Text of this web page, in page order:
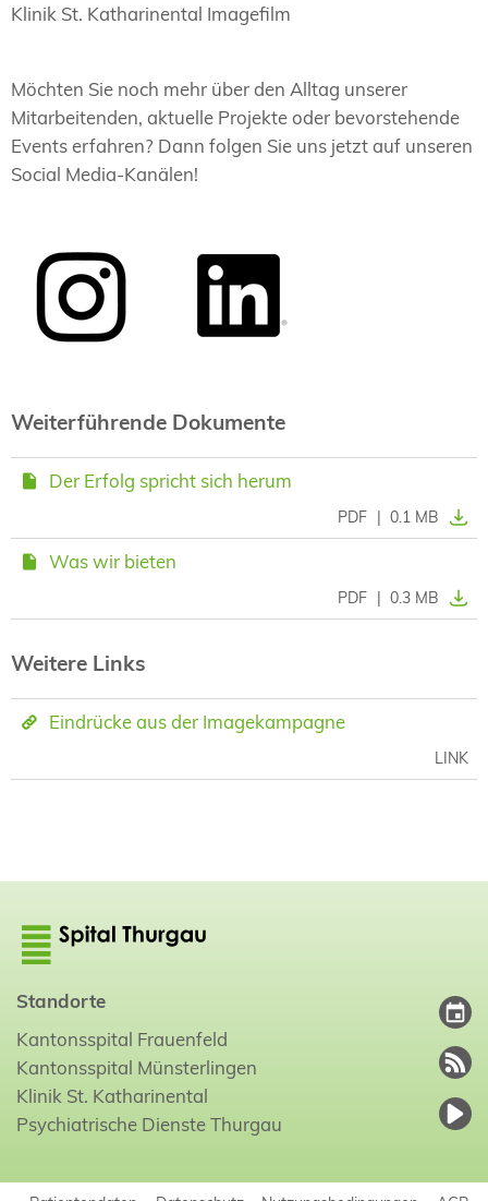
Klinik St. Katharinental Imagefilm
Möchten Sie noch mehr über den Alltag unserer
Mitarbeitenden, aktuelle Projekte oder bevorstehende
Events erfahren? Dann folgen Sie uns jetzt auf unseren
Social Media-Kanälen!
Weiterführende Dokumente
Der Erfolg spricht sich herum
PDF | 0.1 MB
Was wir bieten
PDF | 0.3 MB
Weitere Links
Eindrücke aus der Imagekampagne
LINK
Standorte
Kantonsspital Frauenfeld
Kantonsspital Münsterlingen
Klinik St. Katharinental
Psychiatrische Dienste Thurgau